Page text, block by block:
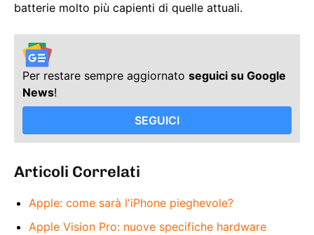
batterie molto più capienti di quelle attuali.
Per restare sempre aggiornato seguici su Google
News!
SEGUICI
Articoli Correlati
Apple: come sarà l'iPhone pieghevole?
Apple Vision Pro: nuove specifiche hardware